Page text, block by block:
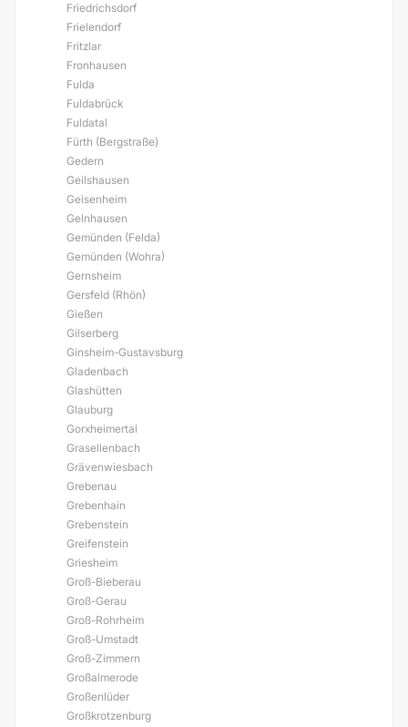
Friedrichsdorf
Frielendorf
Fritzlar
Fronhausen
Fulda
Fuldabrück
Fuldatal
Fürth (Bergstraße)
Gedern
Geilshausen
Geisenheim
Gelnhausen
Gemünden (Felda)
Gemünden (Wohra)
Gernsheim
Gersfeld (Rhön)
Gießen
Gilserberg
Ginsheim-Gustavsburg
Gladenbach
Glashütten
Glauburg
Gorxheimertal
Grasellenbach
Grävenwiesbach
Grebenau
Grebenhain
Grebenstein
Greifenstein
Griesheim
Groß-Bieberau
Groß-Gerau
Groß-Rohrheim
Groß-Umstadt
Groß-Zimmern
Großalmerode
Großenlüder
Großkrotzenburg